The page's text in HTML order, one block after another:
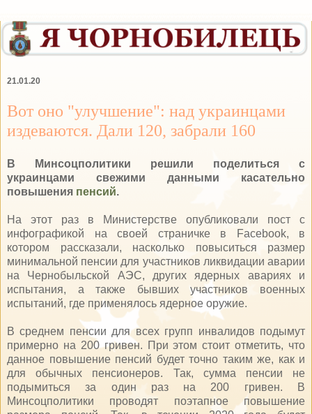
21.01.20
Вот оно "улучшение": над украинцами
издеваются. Дали 120, забрали 160
В Минсоцполитики решили поделиться с
украинцами свежими данными касательно
повышения пенсий.
На этот раз в Министерстве опубликовали пост с
инфографикой на своей страничке в Facebook, в
котором рассказали, насколько повыситься размер
минимальной пенсии для участников ликвидации аварии
на Чернобыльской АЭС, других ядерных авариях и
испытания, а также бывших участников военных
испытаний, где применялось ядерное оружие.
В среднем пенсии для всех групп инвалидов подымут
примерно на 200 гривен. При этом стоит отметить, что
данное повышение пенсий будет точно таким же, как и
для обычных пенсионеров. Так, сумма пенсии не
подымиться за один раз на 200 гривен. В
Минсоцполитики проводят поэтапное повышение